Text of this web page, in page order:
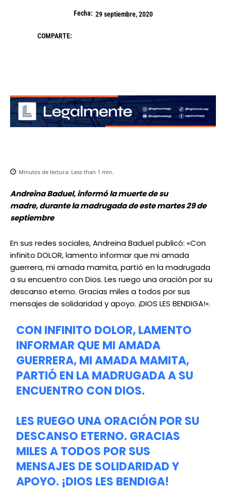
Fecha: 29 septiembre, 2020
COMPARTE:
Minutos de lectura: Less than 1 min.
Andreina Baduel, informó la muerte de su
madre, durante la madrugada de este martes 29 de
septiembre
En sus redes sociales, Andreina Baduel publicó: «Con
infinito DOLOR, lamento informar que mi amada
guerrera, mi amada mamita, partió en la madrugada
a su encuentro con Dios. Les ruego una oración por su
descanso eterno. Gracias miles a todos por sus
mensajes de solidaridad y apoyo. ¡DIOS LES BENDIGA!».
CON INFINITO DOLOR, LAMENTO
INFORMAR QUE MI AMADA
GUERRERA, MI AMADA MAMITA,
PARTIÓ EN LA MADRUGADA A SU
ENCUENTRO CON DIOS.
LES RUEGO UNA ORACIÓN POR SU
DESCANSO ETERNO. GRACIAS
MILES A TODOS POR SUS
MENSAJES DE SOLIDARIDAD Y
APOYO. ¡DIOS LES BENDIGA!